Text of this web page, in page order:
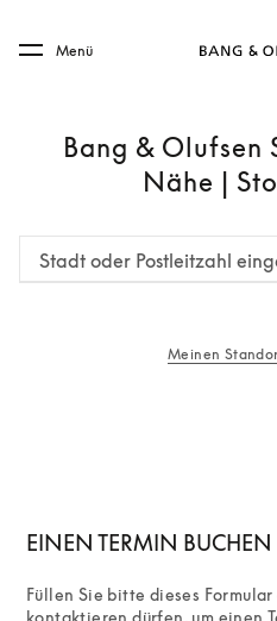
Skip to main footer
Menü
Bang & Olufsen
Nähe |
Stadt oder Postleitzahl
Meinen
EINEN TERMIN BUCHEN
Füllen Sie bitte dieses
kontaktieren dürfen, um einen